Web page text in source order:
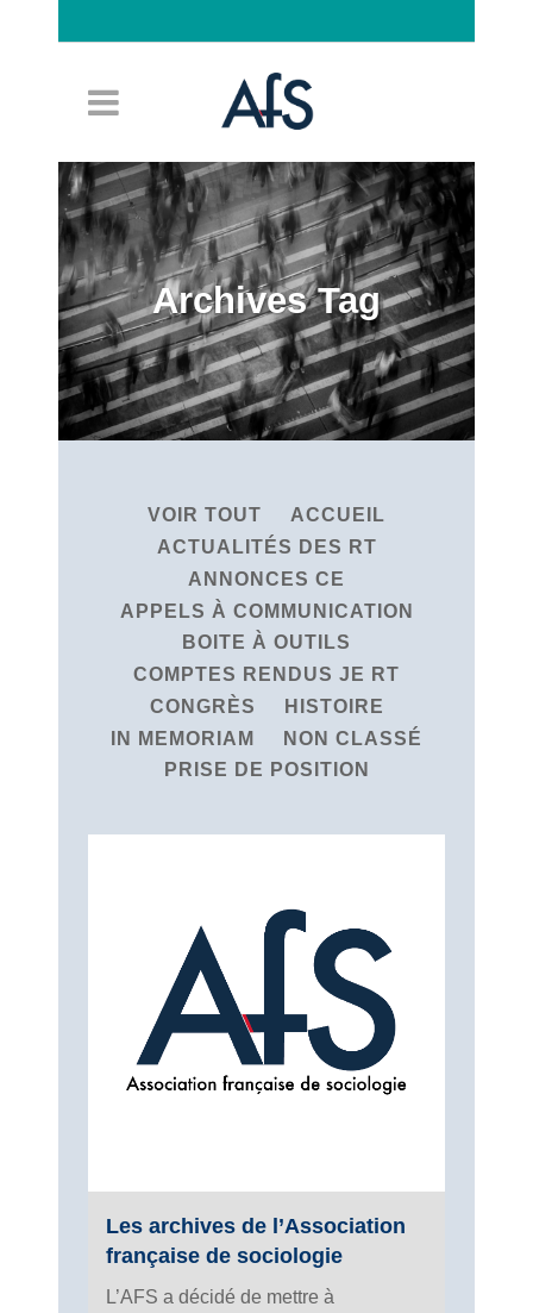
Archives Tag
VOIR TOUT
ACCUEIL
ACTUALITÉS DES RT
ANNONCES CE
APPELS À COMMUNICATION
BOITE À OUTILS
COMPTES RENDUS JE RT
CONGRÈS
HISTOIRE
IN MEMORIAM
NON CLASSÉ
PRISE DE POSITION
Les archives de l’Association
française de sociologie
L’AFS a décidé de mettre à